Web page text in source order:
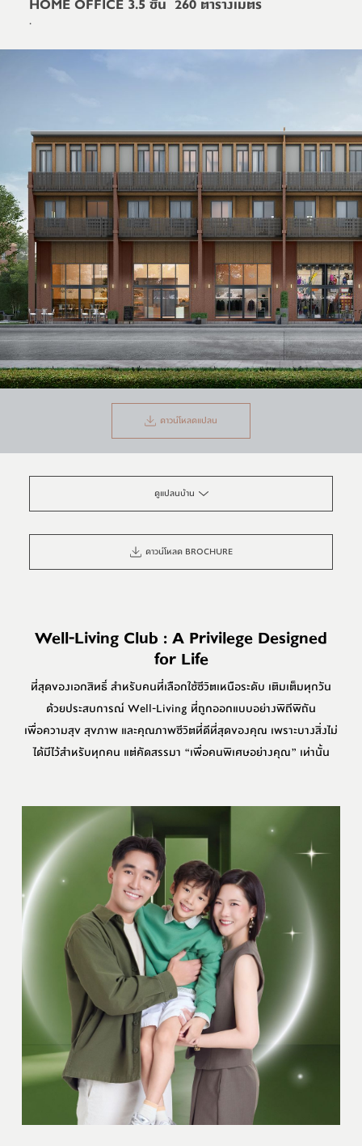
HOME OFFICE 3.5 ชั้น 260 ตารางเมตร
.
ดาวน์โหลดแปลน
ดูแปลนบ้าน
ดาวน์โหลด BROCHURE
Well-Living Club : A Privilege Designed
for Life
ที่สุดของเอกสิทธิ์ สำหรับคนที่เลือกใช้ชีวิตเหนือระดับ เติมเต็มทุกวัน
ด้วยประสบการณ์ Well-Living ที่ถูกออกแบบอย่างพิถีพิถัน
เพื่อความสุข สุขภาพ และคุณภาพชีวิตที่ดีที่สุดของคุณ เพราะบางสิ่งไม่
ได้มีไว้สำหรับทุกคน แต่คัดสรรมา “เพื่อคนพิเศษอย่างคุณ” เท่านั้น